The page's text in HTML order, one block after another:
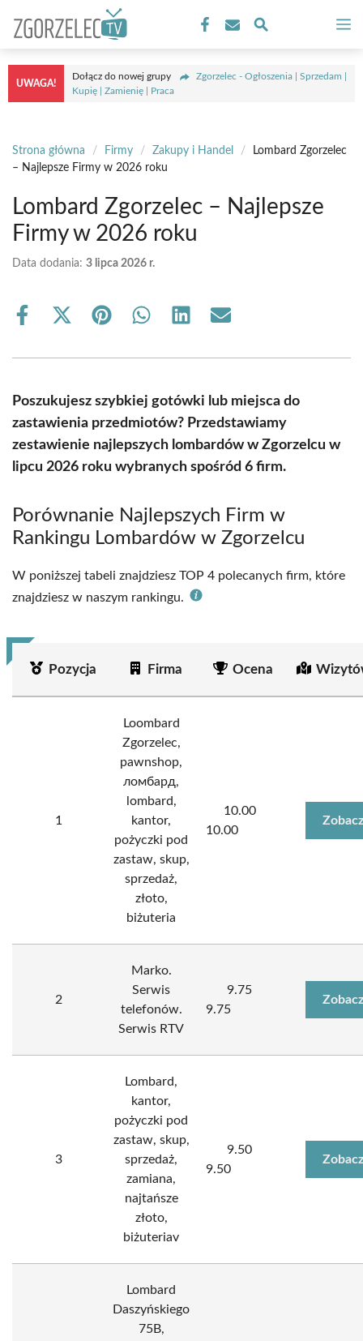
treści
UWAGA!
Dołącz do nowej grupy
Zgorzelec - Ogłoszenia | Sprzedam |
Kupię | Zamienię | Praca
Strona główna / Firmy / Zakupy i Handel /
Lombard Zgorzelec
– Najlepsze Firmy w 2026 roku
Lombard Zgorzelec – Najlepsze
Firmy w 2026 roku
Data dodania: 3 lipca 2026 r.
Share
Share
(Twitter)
Share Share Share Share
Poszukujesz szybkiej gotówki lub miejsca do
zastawienia przedmiotów? Przedstawiamy
zestawienie najlepszych lombardów w Zgorzelcu w
lipcu 2026 roku wybranych spośród 6 firm.
Porównanie Najlepszych Firm w
Rankingu Lombardów w Zgorzelcu
W poniższej tabeli znajdziesz TOP 4 polecanych firm, które
znajdziesz w naszym rankingu.
Pozycja Firma Ocena
1
Loombard
Zgorzelec,
pawnshop,
ломбард,
lombard,
kantor,
pożyczki pod
zastaw, skup,
sprzedaż,
złoto,
biżuteria
10.00
10.00
2
Marko.
Serwis
telefonów.
Serwis RTV
9.75
9.75
3
Lombard,
kantor,
pożyczki pod
zastaw, skup,
sprzedaż,
zamiana,
najtańsze
złoto,
biżuteriav
9.50
9.50
Lombard
Daszyńskiego
75B,